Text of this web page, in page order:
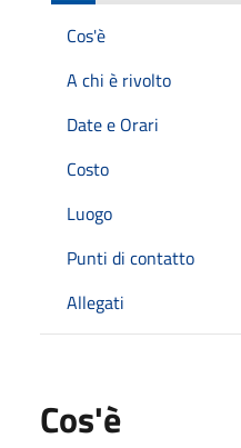
Cos'è
A chi è rivolto
Date e Orari
Costo
Luogo
Punti di contatto
Allegati
Cos'è